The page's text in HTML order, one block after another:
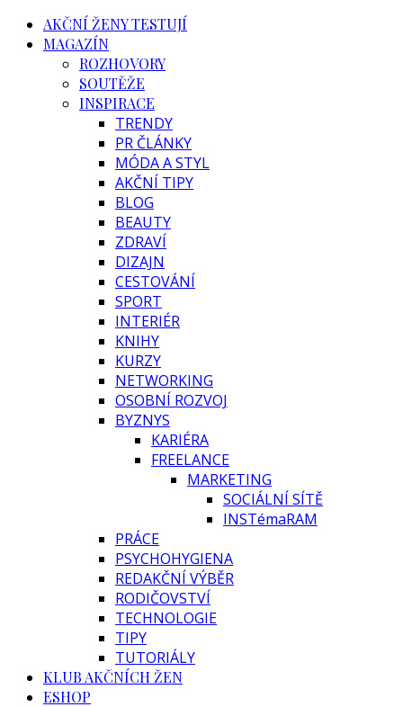
AKČNÍ ŽENY TESTUJÍ
MAGAZÍN
ROZHOVORY
SOUTĚŽE
INSPIRACE
TRENDY
PR ČLÁNKY
MÓDA A STYL
AKČNÍ TIPY
BLOG
BEAUTY
ZDRAVÍ
DIZAJN
CESTOVÁNÍ
SPORT
INTERIÉR
KNIHY
KURZY
NETWORKING
OSOBNÍ ROZVOJ
BYZNYS
KARIÉRA
FREELANCE
MARKETING
SOCIÁLNÍ SÍTĚ
INSTémaRAM
PRÁCE
PSYCHOHYGIENA
REDAKČNÍ VÝBĚR
RODIČOVSTVÍ
TECHNOLOGIE
TIPY
TUTORIÁLY
KLUB AKČNÍCH ŽEN
ESHOP